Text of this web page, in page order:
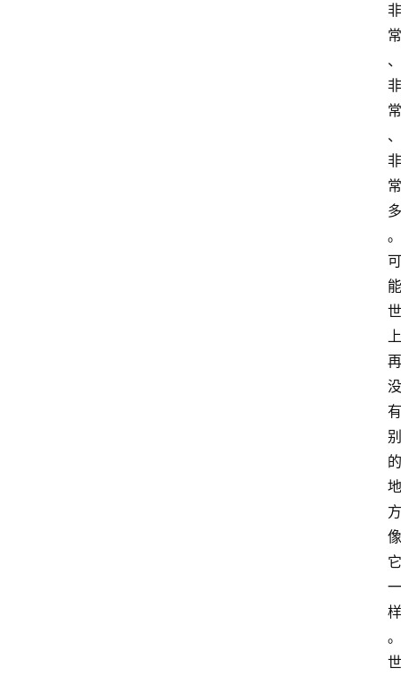
非
常
、
非
常
、
非
常
多
。
可
能
世
上
再
没
有
别
的
地
方
像
它
一
样
。
世